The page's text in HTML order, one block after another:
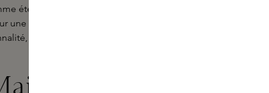
étendue de parfums Maison
une occasion spéciale ou une
Maison Crivelli a quelque